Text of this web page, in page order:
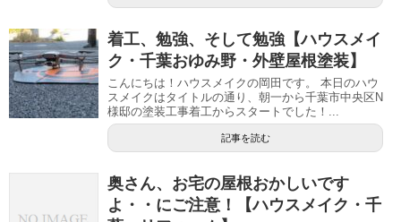
着工、勉強、そして勉強【ハウスメイ
ク・千葉おゆみ野・外壁屋根塗装】
こんにちは！ハウスメイクの岡田です。 本日のハウ
スメイクはタイトルの通り、朝一から千葉市中央区N
様邸の塗装工事着工からスタートでした！...
記事を読む
奥さん、お宅の屋根おかしいです
よ・・にご注意！【ハウスメイク・千